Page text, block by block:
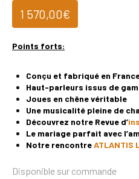
1 570,00€
Points forts:
Conçu et fabriqué en
Haut-parleurs issus de
Joues en chêne véritable
Une musicalité pleine de
Découvrez notre Revue d’
Le mariage parfait avec
Notre rencontreATLANTIS
Disponible sur commande